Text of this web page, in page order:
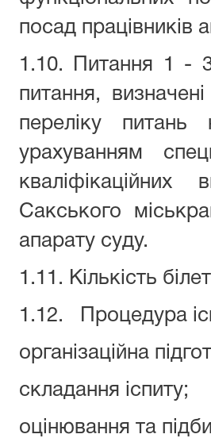
посад працівників
1.10. Питання 1 - 3
питання,
переліку
урахуванням
Сакського
апарату суду.
1.11. Кількість
1.12.
Процедура
організаційна
складання іспиту;
оцінювання та